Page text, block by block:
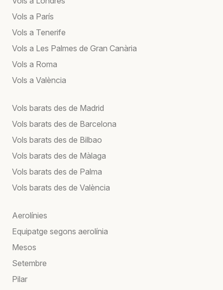
Vols a París
Vols a Tenerife
Vols a Les Palmes de Gran Canària
Vols a Roma
Vols a València
Vols barats des de Madrid
Vols barats des de Barcelona
Vols barats des de Bilbao
Vols barats des de Màlaga
Vols barats des de Palma
Vols barats des de València
Aerolínies
Equipatge segons aerolínia
Mesos
Setembre
Pilar